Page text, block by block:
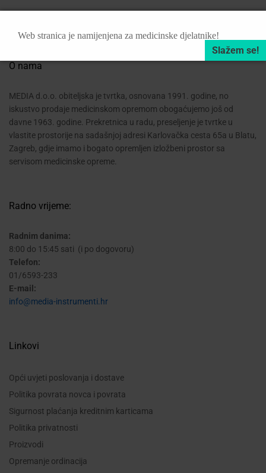
O nama
MEDIA d.o.o. obiteljska je tvrtka, osnovana 1991. godine, no
iskustvo prodaje medicinskom opremom obogaćujemo još od
davne 1963. godine. Prekretnica u radu, preseljenje je tvrtke u
vlastite prostorije na sadašnjoj adresi Karlovačka cesta 65a u Blatu,
Zagreb, gdje imamo i bogato opremljen izložbeni prostor sa
servisom medicinske opreme.
Radno vrijeme:
Radnim danima:
8:00 do 15:45 sati (i po dogovoru)
Telefon:
01/6593-233
E-mail:
info@media-instrumenti.hr
Linkovi
Opći uvjeti poslovanja i dostave
Politika povrata novca i povrata
Sigurnost plaćanja kreditnim karticama
Politika privatnosti
Proizvodi
Opremanje ordinacija
Web stranica je namijenjena za medicinske djelatnike!